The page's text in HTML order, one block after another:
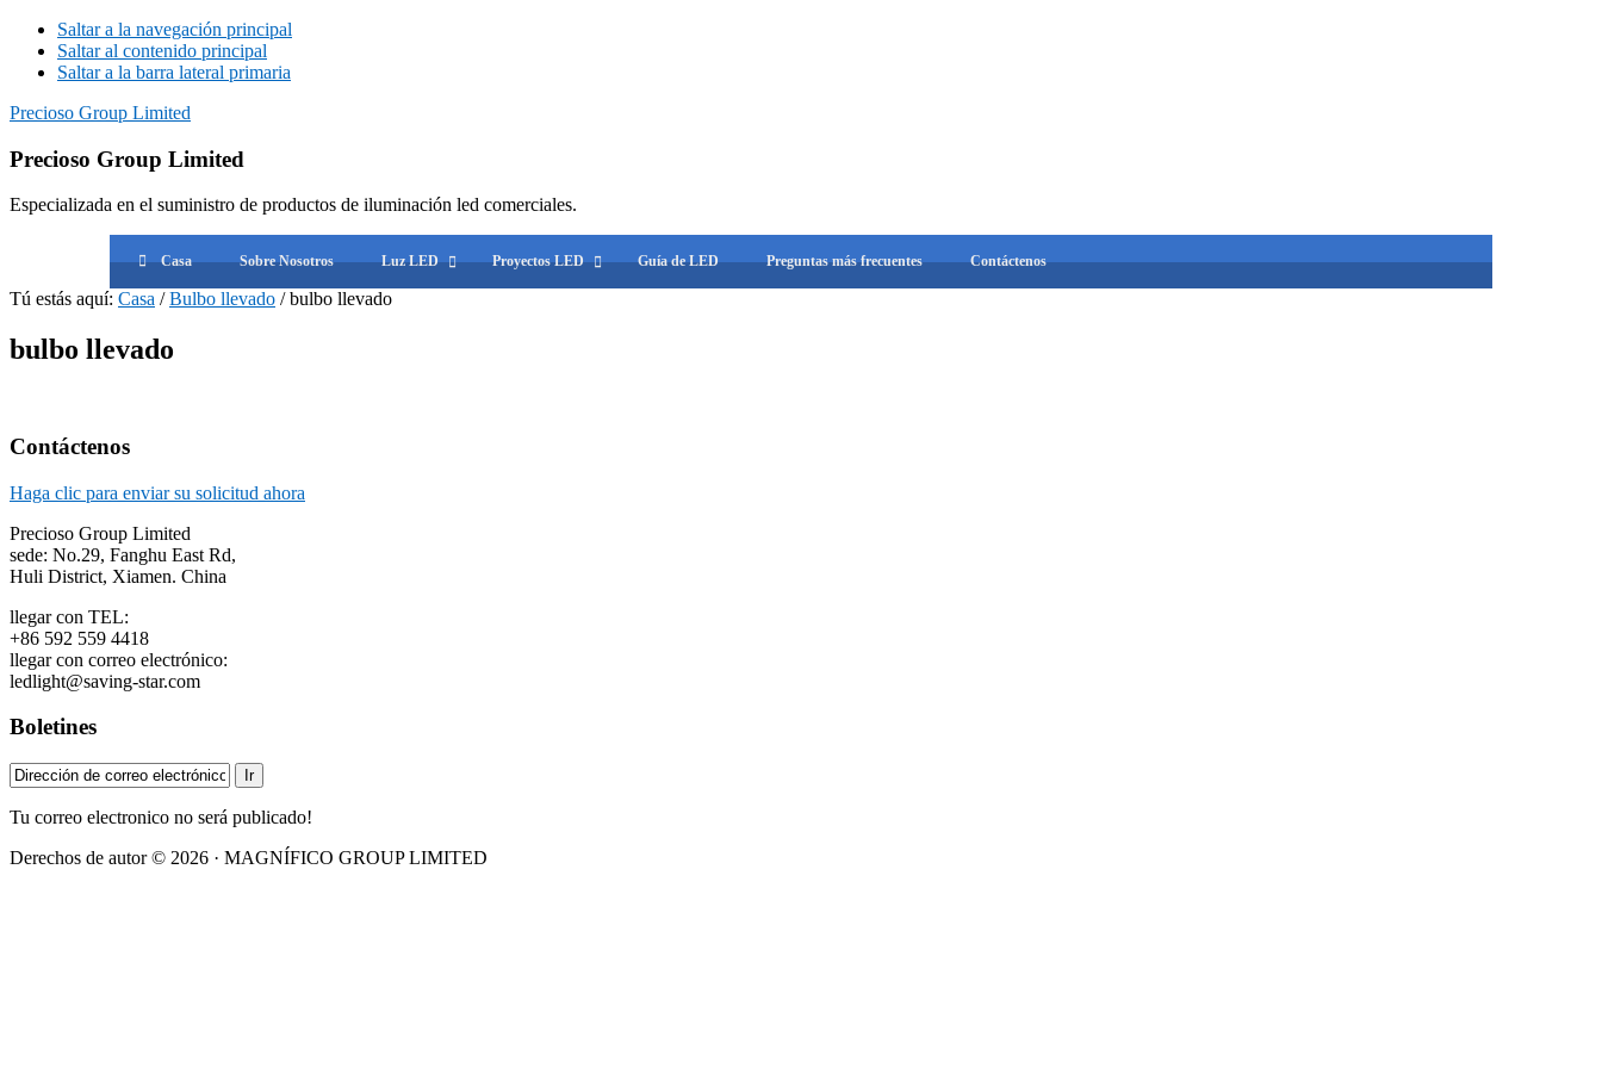
Saltar a la navegación principal
Saltar al contenido principal
Saltar a la barra lateral primaria
Precioso Group Limited
Precioso Group Limited
Especializada en el suministro de productos de iluminación led comerciales.
Casa Sobre Nosotros Luz LED Proyectos LED Guía de LED Preguntas más frecuentes Contáctenos
Tú estás aquí: Casa / Bulbo llevado /bulbo llevado
bulbo llevado
Barra
lateral
primaria
Contáctenos
Haga clic para enviar su solicitud ahora
Precioso Group Limited
sede: No.29, Fanghu East Rd,
Huli District, Xiamen. China
llegar con TEL:
+86 592 559 4418
llegar con correo electrónico:
ledlight@saving-star.com
Boletines
Tu correo electronico no será publicado!
Derechos de autor © 2026 · MAGNÍFICO GROUP LIMITED